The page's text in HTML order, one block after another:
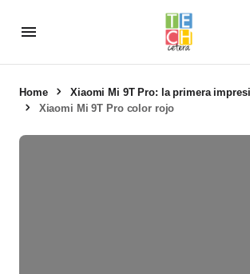
Home
Xiaomi Mi 9T Pro: la primera
Xiaomi Mi 9T Pro color rojo